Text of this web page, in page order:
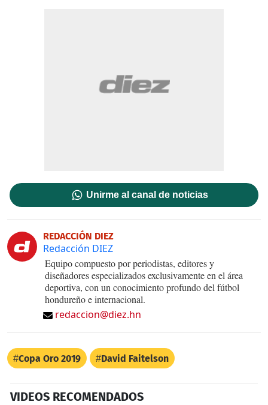
Unirme al canal de noticias
REDACCIÓN DIEZ
Redacción DIEZ
Equipo compuesto por periodistas, editores y
diseñadores especializados exclusivamente en el área
deportiva, con un conocimiento profundo del fútbol
hondureño e internacional.
redaccion@diez.hn
Copa Oro 2019 David Faitelson
VIDEOS RECOMENDADOS